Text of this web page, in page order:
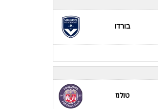
בורדו
טולוז